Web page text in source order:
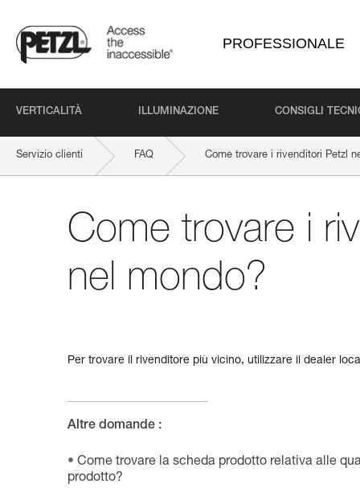
PROFESSIONALE
VERTICALITÀ ILLUMINAZIONE CONSIGLI
Servizio clienti FAQ Come trovare i rivenditori Petzl
Come trovare i
nel mondo?
Per trovare il rivenditore più vicino, utilizzare il dealer
Altre domande :
Come trovare la scheda prodotto relativa alle
prodotto?